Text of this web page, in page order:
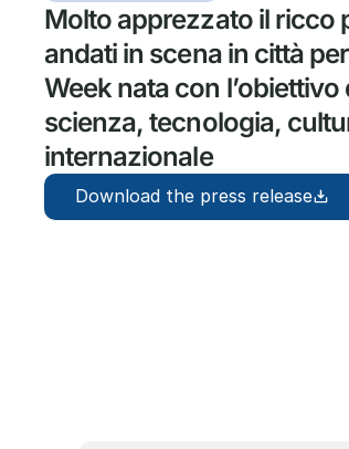
Molto apprezzato il ricco
andati in scena in città
Week nata con
scienza, tecnologia,
internazionale
Download the press release